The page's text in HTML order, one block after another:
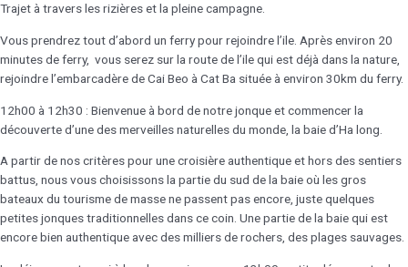
Trajet à travers les rizières et la pleine campagne.
Vous prendrez tout d’abord un ferry pour rejoindre l’ile. Après environ 20
minutes de ferry, vous serez sur la route de l’ile qui est déjà dans la nature,
rejoindre l’embarcadère de Cai Beo à Cat Ba située à environ 30km du ferry.
12h00 à 12h30 : Bienvenue à bord de notre jonque et commencer la
découverte d’une des merveilles naturelles du monde, la baie d’Ha long.
A partir de nos critères pour une croisière authentique et hors des sentiers
battus, nous vous choisissons la partie du sud de la baie où les gros
bateaux du tourisme de masse ne passent pas encore, juste quelques
petites jonques traditionnelles dans ce coin. Une partie de la baie qui est
encore bien authentique avec des milliers de rochers, des plages sauvages.